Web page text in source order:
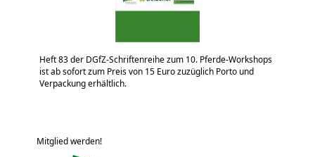
Heft 83 der DGfZ-Schriftenreihe zum 10. Pferde-Workshops
ist ab sofort zum Preis von 15 Euro zuzüglich Porto und
Verpackung erhältlich.
Mitglied werden!